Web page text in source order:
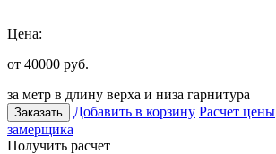
Цена:
от 40000 руб.
за метр в длину верха и низа гарнитура
Заказать Добавить в корзину Расчет цены
замерщика
Получить расчет